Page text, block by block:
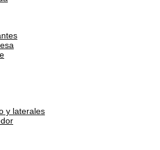
y laterales